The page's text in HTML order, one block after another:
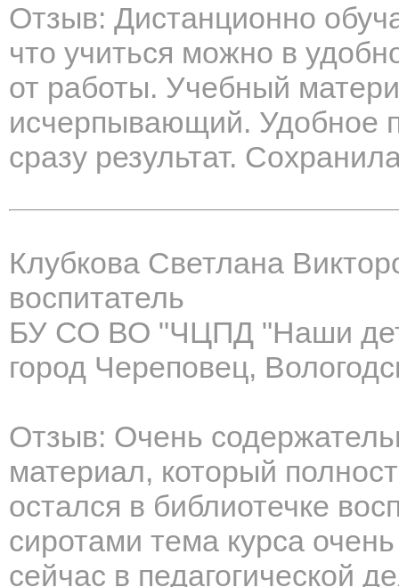
Отзыв: Дистанционно
что учиться можно в
от работы. Учебный
исчерпывающий. Удобное
сразу результат.
Клубкова Светлана
воспитатель
БУ СО ВО "ЧЦПД "Наши
город Череповец,
Отзыв: Очень
материал, который
остался в библиотечке
сиротами тема курса
сейчас в педагогической